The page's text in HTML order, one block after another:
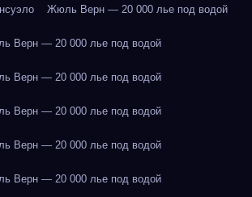
Жюль Верн — 20 000 лье под водой
Верн — 20 000 лье под водой
Верн — 20 000 лье под водой
Верн — 20 000 лье под водой
Верн — 20 000 лье под водой
Верн — 20 000 лье под водой